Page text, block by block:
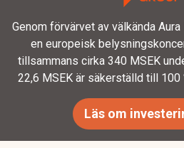
Genom förvärvet av välkända
en europeisk
tillsammans cirka 340 MSEK
22,6 MSEK är säkerställd till 100
Läs om